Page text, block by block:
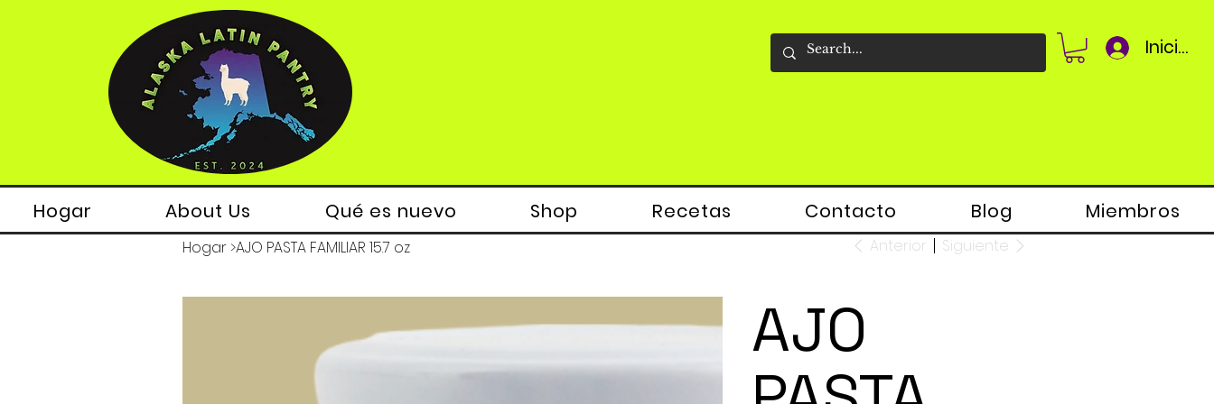
Iniciar
Hogar About Us Qué es nuevo Shop Recetas Contacto Blog Miembros
Hogar >AJO PASTA FAMILIAR 15.7 oz Anterior Siguiente
AJO